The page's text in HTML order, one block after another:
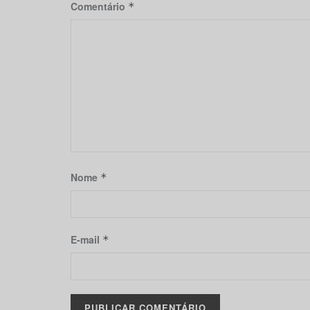
Comentário *
Nome *
E-mail *